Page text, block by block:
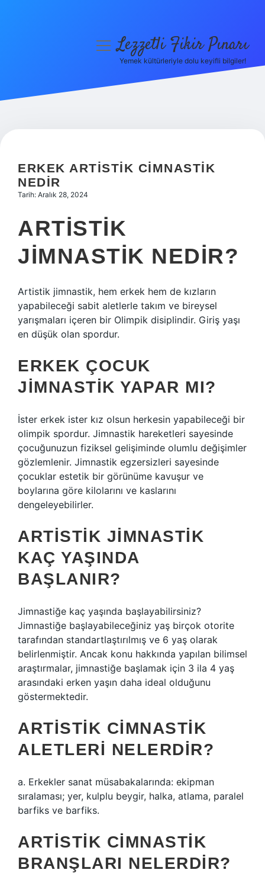
Hakkımızda
menüyüLezzetli Fikir Pınarı
Yemek kültürleriyle dolu keyifli bilgiler!
ERKEK ARTISTIK CIMNASTIK
NEDIR
Tarih: Aralık 28, 2024
ARTISTIK
JIMNASTIK NEDIR?
Artistik jimnastik, hem erkek hem de kızların
yapabileceği sabit aletlerle takım ve bireysel
yarışmaları içeren bir Olimpik disiplindir. Giriş yaşı
en düşük olan spordur.
ERKEK ÇOCUK
JIMNASTIK YAPAR MI?
İster erkek ister kız olsun herkesin yapabileceği bir
olimpik spordur. Jimnastik hareketleri sayesinde
çocuğunuzun fiziksel gelişiminde olumlu değişimler
gözlemlenir. Jimnastik egzersizleri sayesinde
çocuklar estetik bir görünüme kavuşur ve
boylarına göre kilolarını ve kaslarını
dengeleyebilirler.
ARTISTIK JIMNASTIK
KAÇ YAŞINDA
BAŞLANIR?
Jimnastiğe kaç yaşında başlayabilirsiniz?
Jimnastiğe başlayabileceğiniz yaş birçok otorite
tarafından standartlaştırılmış ve 6 yaş olarak
belirlenmiştir. Ancak konu hakkında yapılan bilimsel
araştırmalar, jimnastiğe başlamak için 3 ila 4 yaş
arasındaki erken yaşın daha ideal olduğunu
göstermektedir.
ARTISTIK CIMNASTIK
ALETLERI NELERDIR?
a. Erkekler sanat müsabakalarında: ekipman
sıralaması; yer, kulplu beygir, halka, atlama, paralel
barfiks ve barfiks.
ARTISTIK CIMNASTIK
BRANŞLARI NELERDIR?